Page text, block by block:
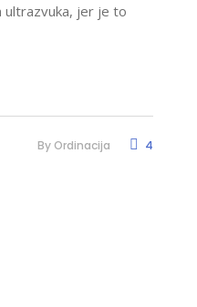
ultrazvuka, jer je to
By Ordinacija 4